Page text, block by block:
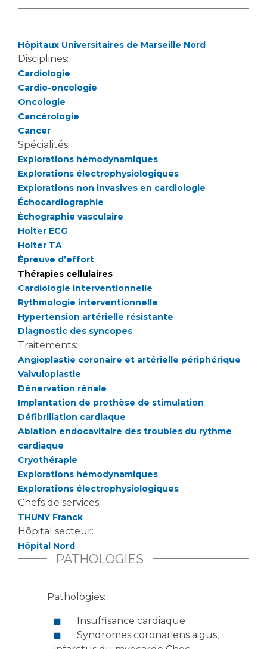
Hôpitaux Universitaires de Marseille Nord
Disciplines:
Cardiologie
Cardio-oncologie
Oncologie
Cancérologie
Cancer
Spécialités:
Explorations hémodynamiques
Explorations électrophysiologiques
Explorations non invasives en cardiologie
Échocardiographie
Échographie vasculaire
Holter ECG
Holter TA
Épreuve d’effort
Thérapies cellulaires
Cardiologie interventionnelle
Rythmologie interventionnelle
Hypertension artérielle résistante
Diagnostic des syncopes
Traitements:
Angioplastie coronaire et artérielle périphérique
Valvuloplastie
Dénervation rénale
Implantation de prothèse de stimulation
Défibrillation cardiaque
Ablation endocavitaire des troubles du rythme
cardiaque
Cryothérapie
Explorations hémodynamiques
Explorations électrophysiologiques
Chefs de services:
THUNY Franck
Hôpital secteur:
Hôpital Nord
PATHOLOGIES
Pathologies:
Insuffisance cardiaque